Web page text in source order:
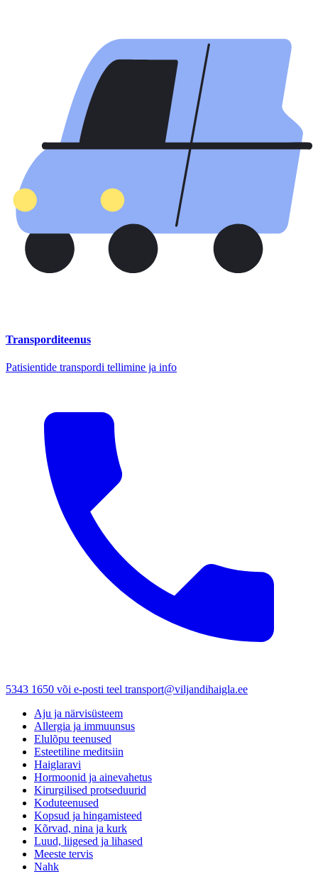
Transporditeenus
Patisientide transpordi tellimine ja info
5343 1650 või e-posti teel transport@viljandihaigla.ee
Aju ja närvisüsteem
Allergia ja immuunsus
Elulõpu teenused
Esteetiline meditsiin
Haiglaravi
Hormoonid ja ainevahetus
Kirurgilised protseduurid
Koduteenused
Kopsud ja hingamisteed
Kõrvad, nina ja kurk
Luud, liigesed ja lihased
Meeste tervis
Nahk